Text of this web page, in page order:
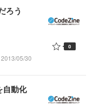
ろう
2013/05/30
0
自動化